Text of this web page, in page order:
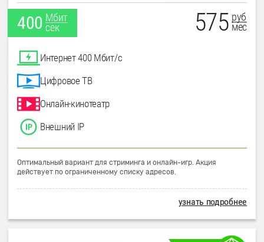
400 Мбит
сек
575 руб
мес
Интернет 400 Мбит/с
Цифровое ТВ
Онлайн-кинотеатр
Внешний IP
Оптимальный вариант для стриминга и онлайн-игр. Акция
действует по ограниченному списку адресов.
узнать подробнее